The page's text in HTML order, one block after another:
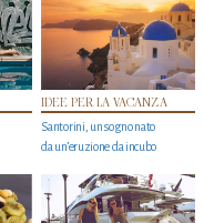
IDEE PER LA VACANZA
Santorini, un sogno nato
da un’eruzione da incubo